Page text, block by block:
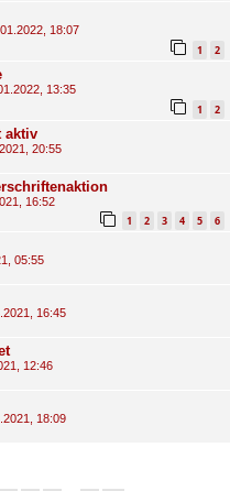
18:07
1 2
13:35
1 2
aktiv
20:55
16:52
1 2 3 4 5 6
05:55
16:45
12:46
18:09